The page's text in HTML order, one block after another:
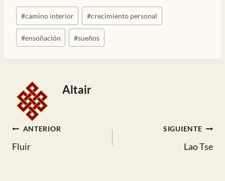
Etiquetas
de
la
#camino interior #crecimiento personal
#ensoñación #sueños
Altair
Navegación
ANTERIOR
Fluir
SIGUIENTE
Lao Tse